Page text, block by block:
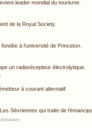
leader mondial du tourisme.
de la Royal Society.
à l'université de Princeton.
un radiorécepteur électrolytique.
à courant alternatif.
Sévriennes qui traite de